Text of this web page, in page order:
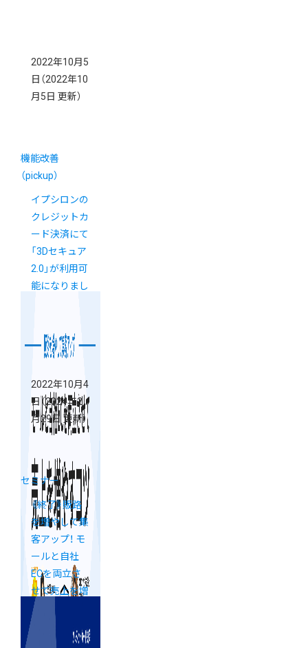
2022年10月5
日 （2022年10
月5日 更新）
機能改善
（pickup）
イプシロンの
クレジットカ
ード決済にて
「3Dセキュア
2.0」が利用可
能になりまし
信 Vol.38】
2022年10月4
日 （2024年2
月29日 更新）
セミナー
《終了》販路
を増やして集
客アップ！ モ
ールと自社
ECを両立さ
せて売上を増
やすコツとは